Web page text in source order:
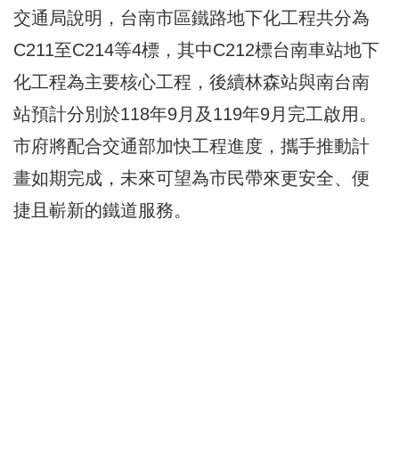
交通局說明，台南市區鐵路地下化工程共分為
C211至C214等4標，其中C212標台南車站地下
化工程為主要核心工程，後續林森站與南台南
站預計分別於118年9月及119年9月完工啟用。
市府將配合交通部加快工程進度，攜手推動計
畫如期完成，未來可望為市民帶來更安全、便
捷且嶄新的鐵道服務。